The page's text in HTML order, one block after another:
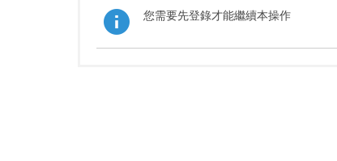
您需要先登錄才能繼續本操作